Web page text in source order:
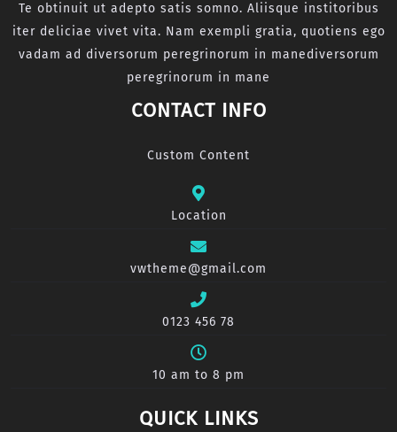
Te obtinuit ut adepto satis somno. Aliisque institoribus
iter deliciae vivet vita. Nam exempli gratia, quotiens ego
vadam ad diversorum peregrinorum in manediversorum
peregrinorum in mane
CONTACT INFO
Custom Content
Location
vwtheme@gmail.com
0123 456 78
10 am to 8 pm
QUICK LINKS